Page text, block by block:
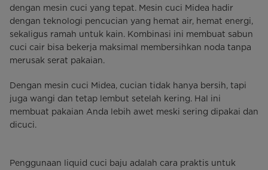
dengan mesin cuci yang tepat. Mesin cuci Midea hadir
dengan teknologi pencucian yang hemat air, hemat energi,
sekaligus ramah untuk kain. Kombinasi ini membuat sabun
cuci cair bisa bekerja maksimal membersihkan noda tanpa
merusak serat pakaian.
Dengan mesin cuci Midea, cucian tidak hanya bersih, tapi
juga wangi dan tetap lembut setelah kering. Hal ini
membuat pakaian Anda lebih awet meski sering dipakai dan
dicuci.
Penggunaan liquid cuci baju adalah cara praktis untuk